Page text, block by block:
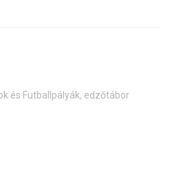
és Futballpályák, edzőtábor